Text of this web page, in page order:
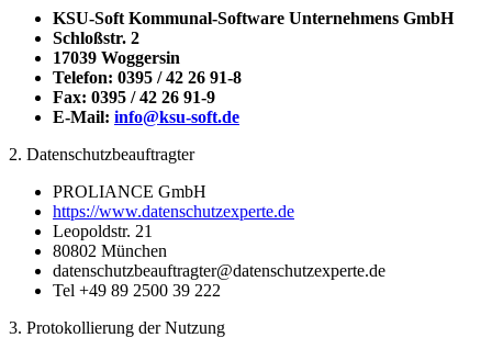
KSU-Soft Kommunal-Software Unternehmens GmbH
Schloßstr. 2
17039 Woggersin
Telefon: 0395 / 42 26 91-8
Fax: 0395 / 42 26 91-9
E-Mail: info@ksu-soft.de
2. Datenschutzbeauftragter
PROLIANCE GmbH
https://www.datenschutzexperte.de
Leopoldstr. 21
80802 München
datenschutzbeauftragter@datenschutzexperte.de
Tel +49 89 2500 39 222
3. Protokollierung der Nutzung